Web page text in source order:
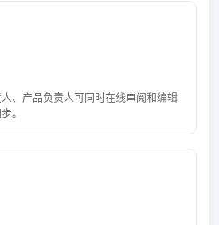
、产品负责人可同时在线审阅和编辑
。